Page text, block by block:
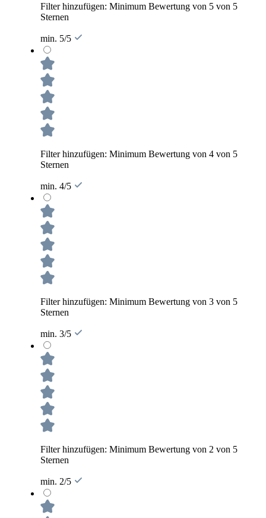
Filter hinzufügen: Minimum Bewertung von 5 von 5
Sternen
min. 5/5
Filter hinzufügen: Minimum Bewertung von 4 von 5
Sternen
min. 4/5
Filter hinzufügen: Minimum Bewertung von 3 von 5
Sternen
min. 3/5
Filter hinzufügen: Minimum Bewertung von 2 von 5
Sternen
min. 2/5